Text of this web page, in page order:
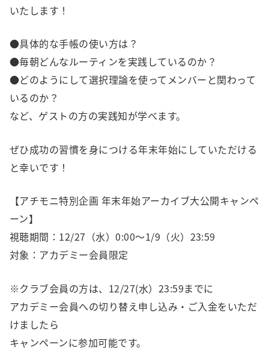
いたします！
●具体的な手帳の使い方は？
●毎朝どんなルーティンを実践しているのか？
●どのようにして選択理論を使ってメンバーと関わって
いるのか？
など、ゲストの方の実践知が学べます。
ぜひ成功の習慣を身につける年末年始にしていただける
と幸いです！
【アチモニ特別企画 年末年始アーカイブ大公開キャンペ
ーン】
視聴期間：12/27（水）0:00～1/9（火）23:59
対象：アカデミー会員限定
※クラブ会員の方は、12/27(水）23:59までに
アカデミー会員への切り替え申し込み・ご入金をいただ
けましたら
キャンペーンに参加可能です。